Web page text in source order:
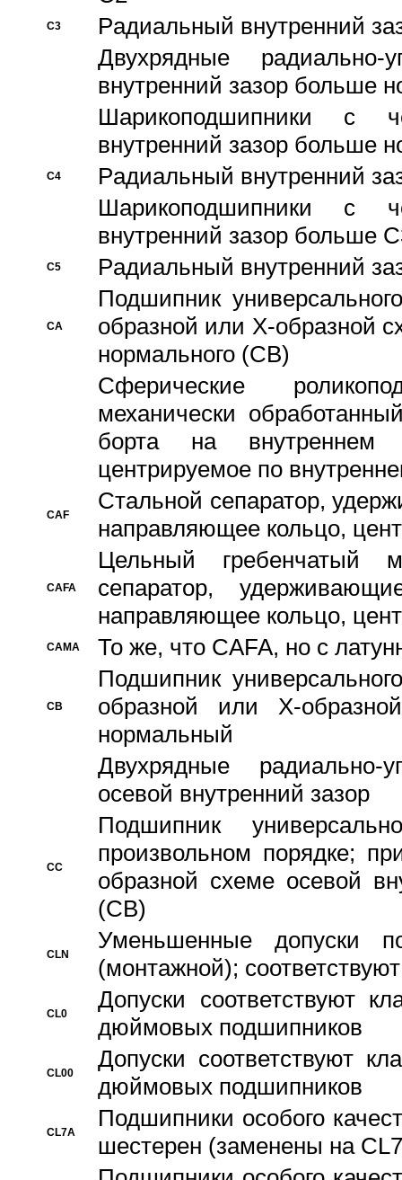
C3
Pадиальный внутренний
Двухрядные радиально-
внутренний зазор больше
Шарикоподшипники с
внутренний зазор больше
C4
Pадиальный внутренний
Шарикоподшипники с
внутренний зазор больше
C5 Pадиальный внутренний
CA
Подшипник
образной или Х-образной
нормального (CB)
Сферические
механически
борта на внутреннем
центрируемое по
CAF
Стальной сепаратор,
направляющее кольцо,
CAFA
Цельный гребенчатый
сепаратор,
направляющее кольцо,
CAMA То же, что CAFA, но с
CB
Подшипник
образной или Х-
нормальный
Двухрядные радиально-
осевой внутренний зазор
CC
Подшипник
произвольном порядке;
образной схеме осевой
(CB)
CLN
Уменьшенные
(монтажной);
CL0
Допуски соответствуют
дюймовых подшипников
CL00
Допуски соответствуют
дюймовых подшипников
CL7A
Подшипники особого
шестерен (заменены на